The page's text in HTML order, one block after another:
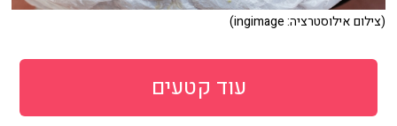
(צילום אילוסטרציה: ingimage)
עוד קטעים